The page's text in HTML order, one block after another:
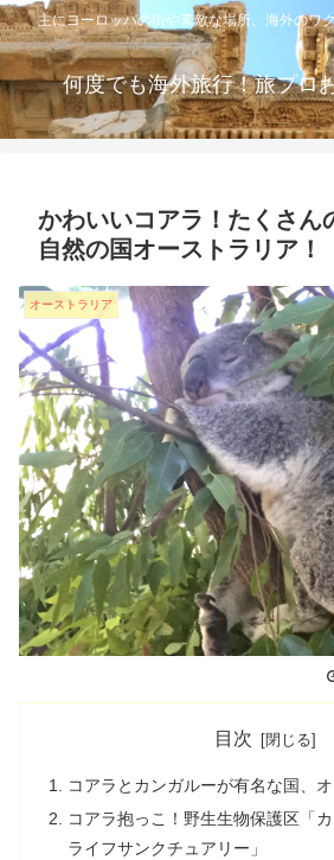
主にヨーロッパの街や素敵な場所、海外のワ
何度でも海外旅行！旅プロ
かわいいコアラ！たくさん
自然の国オーストラリア！
オーストラリア
目次
コアラとカンガルーが有名な国、
コアラ抱っこ！野生生物保護区「
ライフサンクチュアリー」